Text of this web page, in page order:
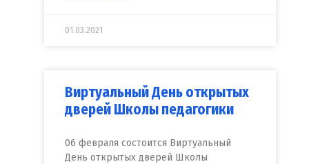
01.03.2021
Виртуальный День открытых
дверей Школы педагогики
06 февраля состоится Виртуальный
День открытых дверей Школы